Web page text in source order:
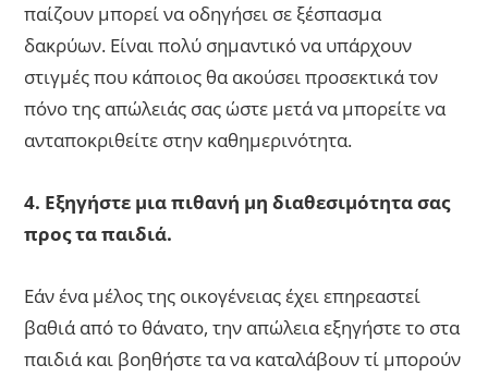
παίζουν μπορεί να οδηγήσει σε ξέσπασμα
δακρύων. Είναι πολύ σημαντικό να υπάρχουν
στιγμές που κάποιος θα ακούσει προσεκτικά τον
πόνο της απώλειάς σας ώστε μετά να μπορείτε να
ανταποκριθείτε στην καθημερινότητα.
4. Εξηγήστε μια πιθανή μη διαθεσιμότητα σας
προς τα παιδιά.
Εάν ένα μέλος της οικογένειας έχει επηρεαστεί
βαθιά από το θάνατο, την απώλεια εξηγήστε το στα
παιδιά και βοηθήστε τα να καταλάβουν τί μπορούν